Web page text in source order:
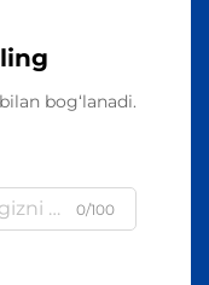
bog‘lanadi.
0/100